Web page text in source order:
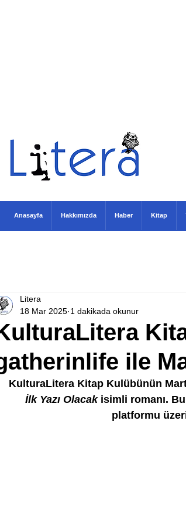
ile
Litera
18 Mar 2025 1 dakikada okunur
KulturaLitera Kitap Kulübünün
İlk Yazı Olacak isimli romanı.
platformu
Anasayfa Hakkımızda Haber Kitap